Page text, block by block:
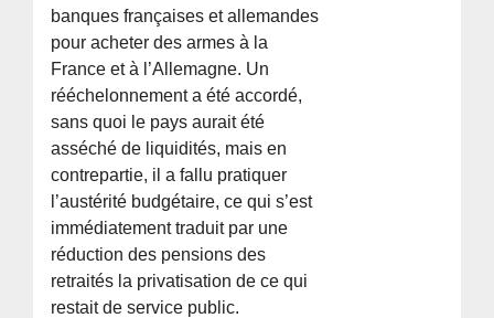
banques françaises et allemandes
pour acheter des armes à la
France et à l’Allemagne. Un
rééchelonnement a été accordé,
sans quoi le pays aurait été
asséché de liquidités, mais en
contrepartie, il a fallu pratiquer
l’austérité budgétaire, ce qui s’est
immédiatement traduit par une
réduction des pensions des
retraités la privatisation de ce qui
restait de service public.